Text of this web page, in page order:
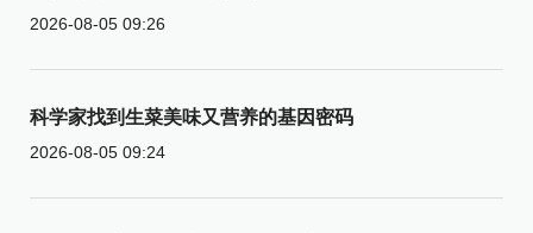
2026-08-05 09:26
科学家找到生菜美味又营养的基因密码
2026-08-05 09:24